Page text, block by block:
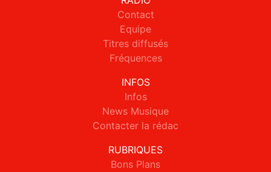
Contact
Equipe
Titres diffusés
Fréquences
INFOS
Infos
News Musique
Contacter la rédac
RUBRIQUES
Bons Plans